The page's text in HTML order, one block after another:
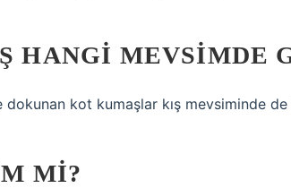
HANGI MEVSIMDE
dokunan kot kumaşlar kış mevsiminde
MI?